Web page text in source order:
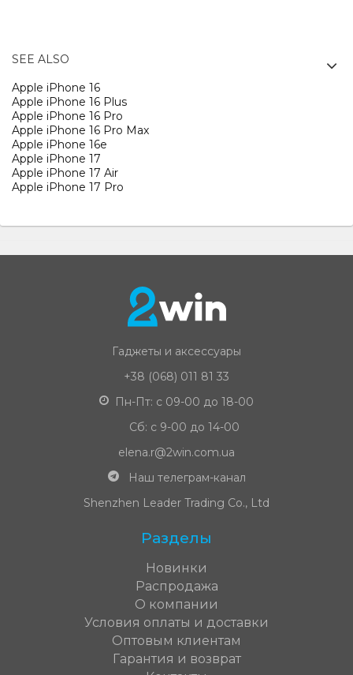
SEE ALSO
Apple iPhone 16
Apple iPhone 16 Plus
Apple iPhone 16 Pro
Apple iPhone 16 Pro Max
Apple iPhone 16e
Apple iPhone 17
Apple iPhone 17 Air
Apple iPhone 17 Pro
Гаджеты и аксессуары
+38 (068) 011 81 33
Пн-Пт: с 09-00 до 18-00
Сб: с 9-00 до 14-00
elena.r@2win.com.ua
Наш телеграм-канал
Shenzhen Leader Trading Co., Ltd
Разделы
Новинки
Распродажа
О компании
Условия оплаты и доставки
Оптовым клиентам
Гарантия и возврат